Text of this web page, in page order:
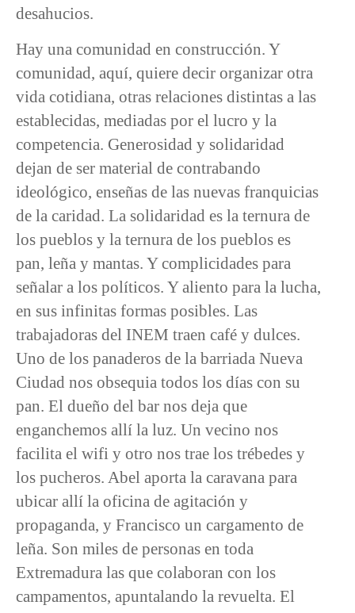
desahucios.
Hay una comunidad en construcción. Y
comunidad, aquí, quiere decir organizar otra
vida cotidiana, otras relaciones distintas a las
establecidas, mediadas por el lucro y la
competencia. Generosidad y solidaridad
dejan de ser material de contrabando
ideológico, enseñas de las nuevas franquicias
de la caridad. La solidaridad es la ternura de
los pueblos y la ternura de los pueblos es
pan, leña y mantas. Y complicidades para
señalar a los políticos. Y aliento para la lucha,
en sus infinitas formas posibles. Las
trabajadoras del INEM traen café y dulces.
Uno de los panaderos de la barriada Nueva
Ciudad nos obsequia todos los días con su
pan. El dueño del bar nos deja que
enganchemos allí la luz. Un vecino nos
facilita el wifi y otro nos trae los trébedes y
los pucheros. Abel aporta la caravana para
ubicar allí la oficina de agitación y
propaganda, y Francisco un cargamento de
leña. Son miles de personas en toda
Extremadura las que colaboran con los
campamentos, apuntalando la revuelta. El